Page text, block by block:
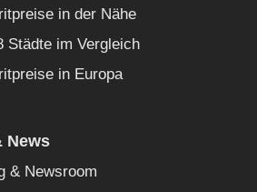
in der Nähe
Städte im Vergleich
in Europa
News
& Newsroom